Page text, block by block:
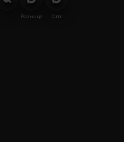
Розница Опт